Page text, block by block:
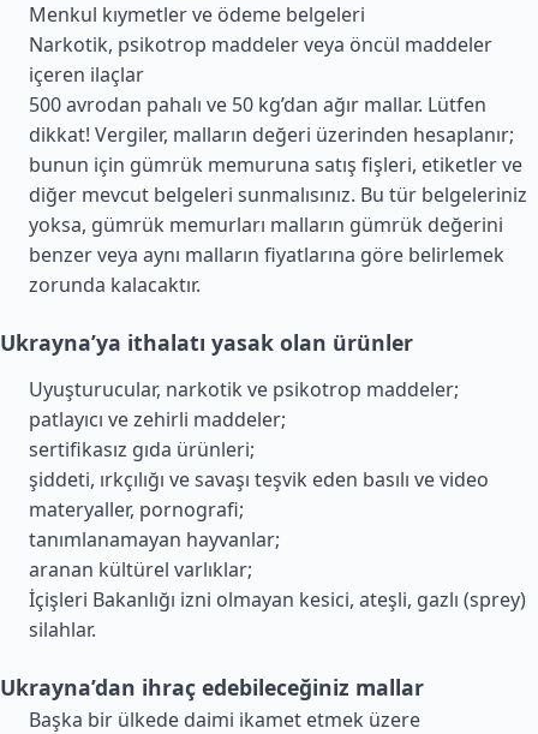
Menkul kıymetler ve ödeme belgeleri
Narkotik, psikotrop maddeler veya öncül maddeler
içeren ilaçlar
500 avrodan pahalı ve 50 kg’dan ağır mallar. Lütfen
dikkat! Vergiler, malların değeri üzerinden hesaplanır;
bunun için gümrük memuruna satış fişleri, etiketler ve
diğer mevcut belgeleri sunmalısınız. Bu tür belgeleriniz
yoksa, gümrük memurları malların gümrük değerini
benzer veya aynı malların fiyatlarına göre belirlemek
zorunda kalacaktır.
Ukrayna’ya ithalatı yasak olan ürünler
Uyuşturucular, narkotik ve psikotrop maddeler;
patlayıcı ve zehirli maddeler;
sertifikasız gıda ürünleri;
şiddeti, ırkçılığı ve savaşı teşvik eden basılı ve video
materyaller, pornografi;
tanımlanamayan hayvanlar;
aranan kültürel varlıklar;
İçişleri Bakanlığı izni olmayan kesici, ateşli, gazlı (sprey)
silahlar.
Ukrayna’dan ihraç edebileceğiniz mallar
Başka bir ülkede daimi ikamet etmek üzere